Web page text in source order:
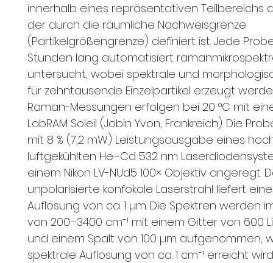
innerhalb eines repräsentativen Teilbereichs
der durch die räumliche Nachweisgrenze
(Partikelgrößengrenze) definiert ist. Jede
Stunden lang automatisiert
untersucht, wobei spektrale und
für zehntausende Einzelpartikel erzeugt
Raman-Messungen erfolgen bei 20 °C mit
LabRAM Soleil (Jobin Yvon, Frankreich). Die
mit 8 % (7,2 mW) Leistungsausgabe eines
luftgekühlten He–Cd 532 nm
einem Nikon LV-NUd5 100× Objektiv angeregt.
unpolarisierte konfokale Laserstrahl liefert
Auflösung von ca. 1 µm. Die Spektren werden
von 200–3400 cm⁻¹ mit einem Gitter von 600
und einem Spalt von 100 µm aufgenommen,
spektrale Auflösung von ca. 1 cm⁻¹ erreicht